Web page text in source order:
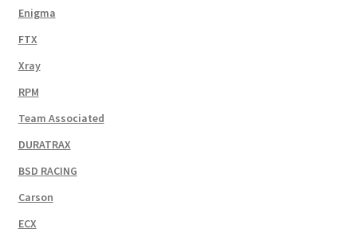
Enigma
FTX
Xray
RPM
Team Associated
DURATRAX
BSD RACING
Carson
ECX